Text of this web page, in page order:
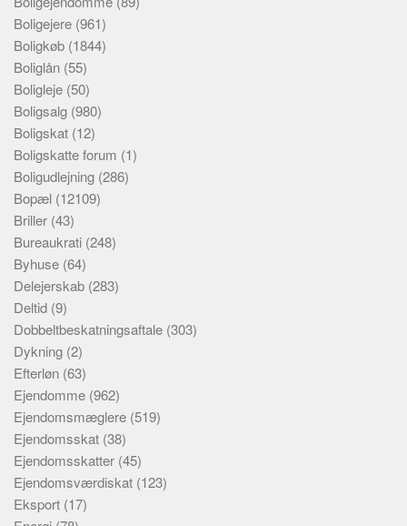
Boligejere (961)
Boligkøb (1844)
Boliglån (55)
Boligleje (50)
Boligsalg (980)
Boligskat (12)
Boligskatte forum (1)
Boligudlejning (286)
Bopæl (12109)
Briller (43)
Bureaukrati (248)
Byhuse (64)
Delejerskab (283)
Deltid (9)
Dobbeltbeskatningsaftale (303)
Dykning (2)
Efterløn (63)
Ejendomme (962)
Ejendomsmæglere (519)
Ejendomsskat (38)
Ejendomsskatter (45)
Ejendomsværdiskat (123)
Eksport (17)